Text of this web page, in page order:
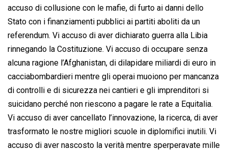
accuso di collusione con le mafie, di furto ai danni dello
Stato con i finanziamenti pubblici ai partiti aboliti da un
referendum. Vi accuso di aver dichiarato guerra alla Libia
rinnegando la Costituzione. Vi accuso di occupare senza
alcuna ragione l’Afghanistan, di dilapidare miliardi di euro in
cacciabombardieri mentre gli operai muoiono per mancanza
di controlli e di sicurezza nei cantieri e gli imprenditori si
suicidano perché non riescono a pagare le rate a Equitalia.
Vi accuso di aver cancellato l’innovazione, la ricerca, di aver
trasformato le nostre migliori scuole in diplomifici inutili. Vi
accuso di aver nascosto la verità mentre sperperavate mille